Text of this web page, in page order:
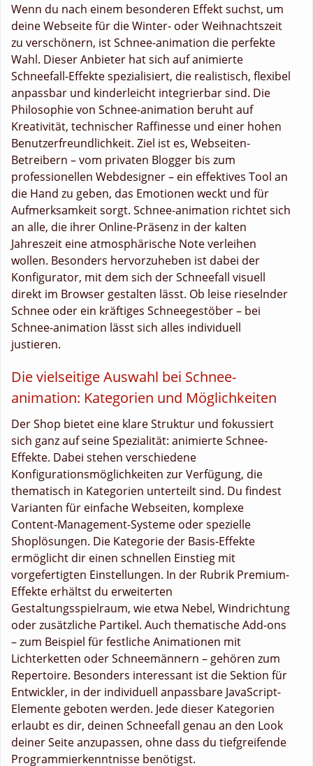
Wenn du nach einem besonderen Effekt suchst, um
deine Webseite für die Winter- oder Weihnachtszeit
zu verschönern, ist Schnee-animation die perfekte
Wahl. Dieser Anbieter hat sich auf animierte
Schneefall-Effekte spezialisiert, die realistisch, flexibel
anpassbar und kinderleicht integrierbar sind. Die
Philosophie von Schnee-animation beruht auf
Kreativität, technischer Raffinesse und einer hohen
Benutzerfreundlichkeit. Ziel ist es, Webseiten-
Betreibern – vom privaten Blogger bis zum
professionellen Webdesigner – ein effektives Tool an
die Hand zu geben, das Emotionen weckt und für
Aufmerksamkeit sorgt. Schnee-animation richtet sich
an alle, die ihrer Online-Präsenz in der kalten
Jahreszeit eine atmosphärische Note verleihen
wollen. Besonders hervorzuheben ist dabei der
Konfigurator, mit dem sich der Schneefall visuell
direkt im Browser gestalten lässt. Ob leise rieselnder
Schnee oder ein kräftiges Schneegestöber – bei
Schnee-animation lässt sich alles individuell
justieren.
Die vielseitige Auswahl bei Schnee-
animation: Kategorien und Möglichkeiten
Der Shop bietet eine klare Struktur und fokussiert
sich ganz auf seine Spezialität: animierte Schnee-
Effekte. Dabei stehen verschiedene
Konfigurationsmöglichkeiten zur Verfügung, die
thematisch in Kategorien unterteilt sind. Du findest
Varianten für einfache Webseiten, komplexe
Content-Management-Systeme oder spezielle
Shoplösungen. Die Kategorie der Basis-Effekte
ermöglicht dir einen schnellen Einstieg mit
vorgefertigten Einstellungen. In der Rubrik Premium-
Effekte erhältst du erweiterten
Gestaltungsspielraum, wie etwa Nebel, Windrichtung
oder zusätzliche Partikel. Auch thematische Add-ons
– zum Beispiel für festliche Animationen mit
Lichterketten oder Schneemännern – gehören zum
Repertoire. Besonders interessant ist die Sektion für
Entwickler, in der individuell anpassbare JavaScript-
Elemente geboten werden. Jede dieser Kategorien
erlaubt es dir, deinen Schneefall genau an den Look
deiner Seite anzupassen, ohne dass du tiefgreifende
Programmierkenntnisse benötigst.